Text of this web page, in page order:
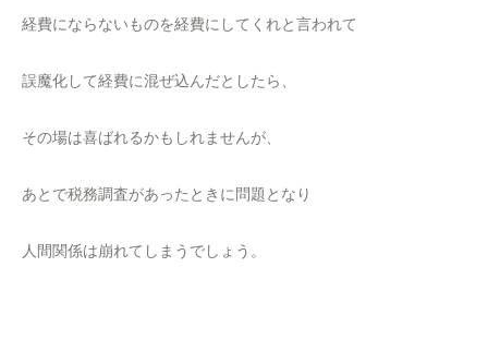
経費にならないものを経費にしてくれと言われて
誤魔化して経費に混ぜ込んだとしたら、
その場は喜ばれるかもしれませんが、
あとで税務調査があったときに問題となり
人間関係は崩れてしまうでしょう。